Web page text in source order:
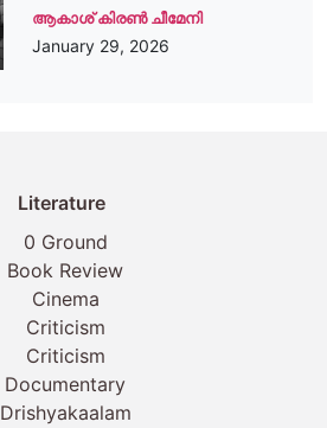
ആകാശ് കിരണ്‍ ചീമേനി
January 29, 2026
Literature
0 Ground
Book Review
Cinema
Criticism
Criticism
Documentary
Drishyakaalam